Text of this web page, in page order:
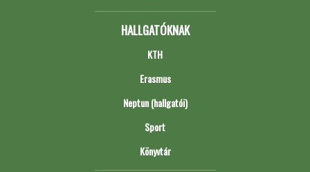
HALLGATÓKNAK
KTH
Erasmus
Neptun (hallgatói)
Sport
Könyvtár